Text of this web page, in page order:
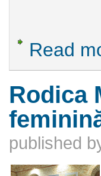
Read
Rodica
published